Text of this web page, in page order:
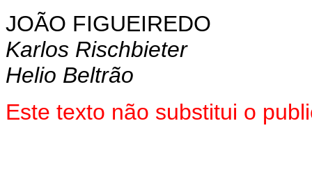
JOÃO FIGUEIREDO
Karlos Rischbieter
Helio Beltrão
Este texto não substitui o